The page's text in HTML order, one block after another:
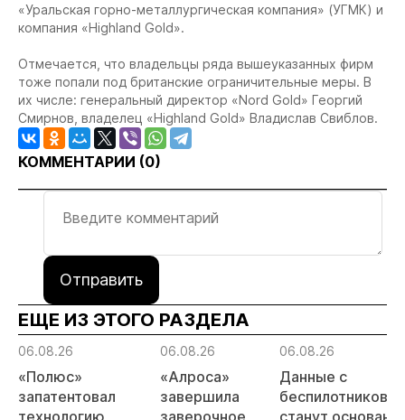
«Уральская горно-металлургическая компания» (УГМК) и
компания «Highland Gold».
Отмечается, что владельцы ряда вышеуказанных фирм
тоже попали под британские ограничительные меры. В
их числе: генеральный директор «Nord Gold» Георгий
Смирнов, владелец «Highland Gold» Владислав Свиблов.
КОММЕНТАРИИ (0)
Отправить
ЕЩЕ ИЗ ЭТОГО РАЗДЕЛА
06.08.26
«Полюс»
запатентовал
технологию
06.08.26
«Алроса»
завершила
заверочное
06.08.26
Данные с
беспилотников
станут